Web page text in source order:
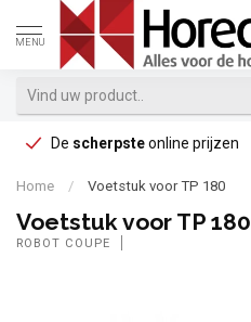
MENU
De scherpsteonline prijzen
Home / Voetstuk voor TP 180
Voetstuk voor TP 180
ROBOT COUPE